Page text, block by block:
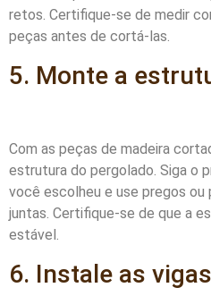
retos. Certifique-se de medir
peças antes de cortá-las.
5. Monte a
Com as peças de madeira
estrutura do pergolado. Siga o
você escolheu e use pregos ou
juntas. Certifique-se de que a
estável.
6. Instale as